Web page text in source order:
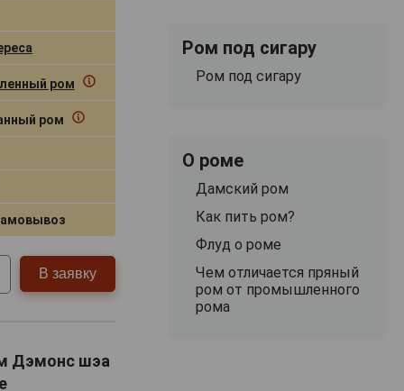
ром
ром
В заявку
Дэмонс шэа
Ром под сигару
Ром под сигару
О роме
Дамский ром
Как пить ром?
Флуд о роме
Чем отличается пряный
ром от промышленного
рома